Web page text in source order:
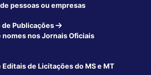
pessoas ou empresas
Publicações
nos Jornais Oficiais
de Licitações do MS e MT